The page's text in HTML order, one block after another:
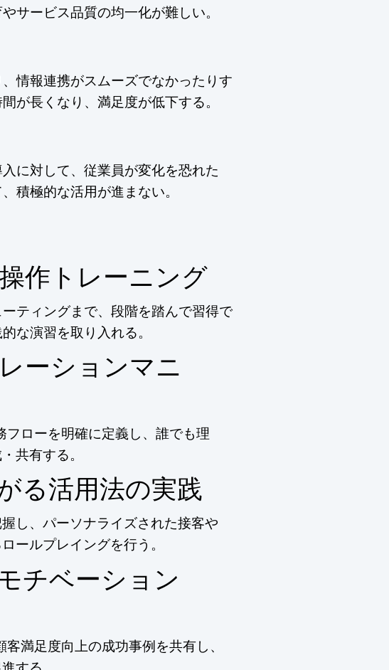
サービス品質の均一化が難しい。
情報連携がスムーズでなかったりす
が長くなり、満足度が低下する。
に対して、従業員が変化を恐れた
積極的な活用が進まない。
作トレーニング
ティングまで、段階を踏んで習得で
な演習を取り入れる。
ーションマニ
ローを明確に定義し、誰でも理
共有する。
る活用法の実践
し、パーソナライズされた接客や
ールプレイングを行う。
チベーション
満足度向上の成功事例を共有し、